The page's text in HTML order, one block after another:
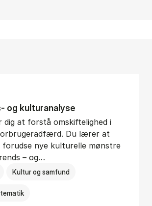
og kul­tu­r­a­na­ly­se
dig at forstå omskiftelighed i
Du lærer at
forudse nye kulturelle mønstre
– og…
Kultur og samfund